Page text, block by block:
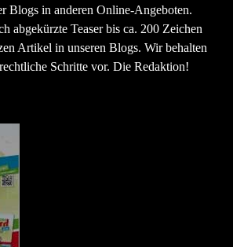
Blogs in anderen Online-Angeboten.
abgekürzte Teaser bis ca. 200 Zeichen
Artikel in unseren Blogs. Wir behalten
Schritte vor. Die Redaktion!